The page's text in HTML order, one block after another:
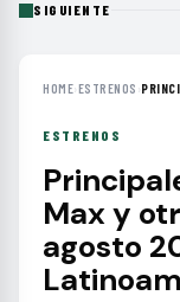
SIGUIENTE
HOME›ESTRENOS ›
ESTRENOS
Max y
agosto